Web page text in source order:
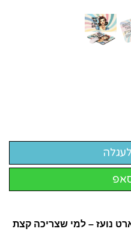
נועז – למי שצריכה קצת